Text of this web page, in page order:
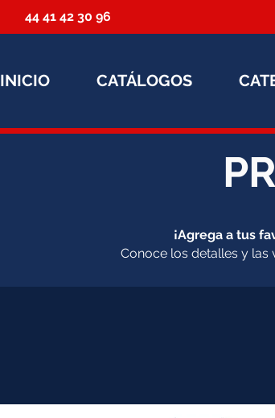
44 41 42 30 96
INICIO CATÁLOGOS
¡Agrega a tus
Conoce los detalles y las